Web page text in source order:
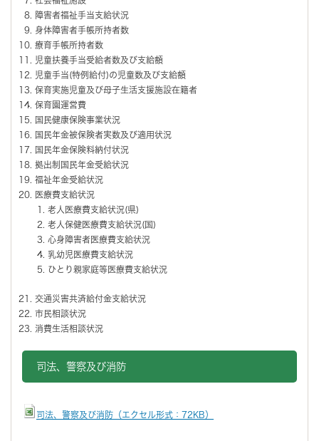
障害者福祉手当支給状況
身体障害者手帳所持者数
療育手帳所持者数
児童扶養手当受給者数及び支給額
児童手当(特例給付)の児童数及び支給額
保育実施児童及び母子生活支援施設在籍者
保育園運営費
国民健康保険事業状況
国民年金被保険者実数及び適用状況
国民年金保険料納付状況
拠出制国民年金受給状況
福祉年金受給状況
医療費支給状況
老人医療費支給状況(県)
老人保健医療費支給状況(国)
心身障害者医療費支給状況
乳幼児医療費支給状況
ひとり親家庭等医療費支給状況
交通災害共済給付金支給状況
市民相談状況
消費生活相談状況
司法、警察及び消防
司法、警察及び消防（エクセル形式：72KB）